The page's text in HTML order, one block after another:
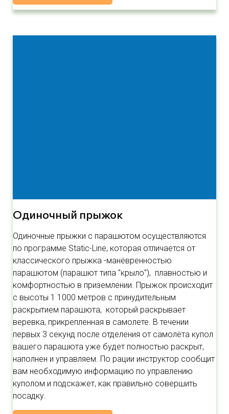
Одиночный прыжок
Одиночные прыжки с парашютом осуществляются
по программе Static-Line, которая отличается от
классического прыжка -манёвренностью
парашютом (парашют типа "крыло"), плавностью и
комфортностью в приземлении. Прыжок происходит
с высоты 1 1000 метров с принудительным
раскрытием парашюта, который раскрывает
веревка, прикрепленная в самолете. В течении
первых 3 секунд после отделения от самолёта купол
вашего парашюта уже будет полностью раскрыт,
наполнен и управляем. По рации инструктор сообщит
вам необходимую информацию по управлению
куполом и подскажет, как правильно совершить
посадку.